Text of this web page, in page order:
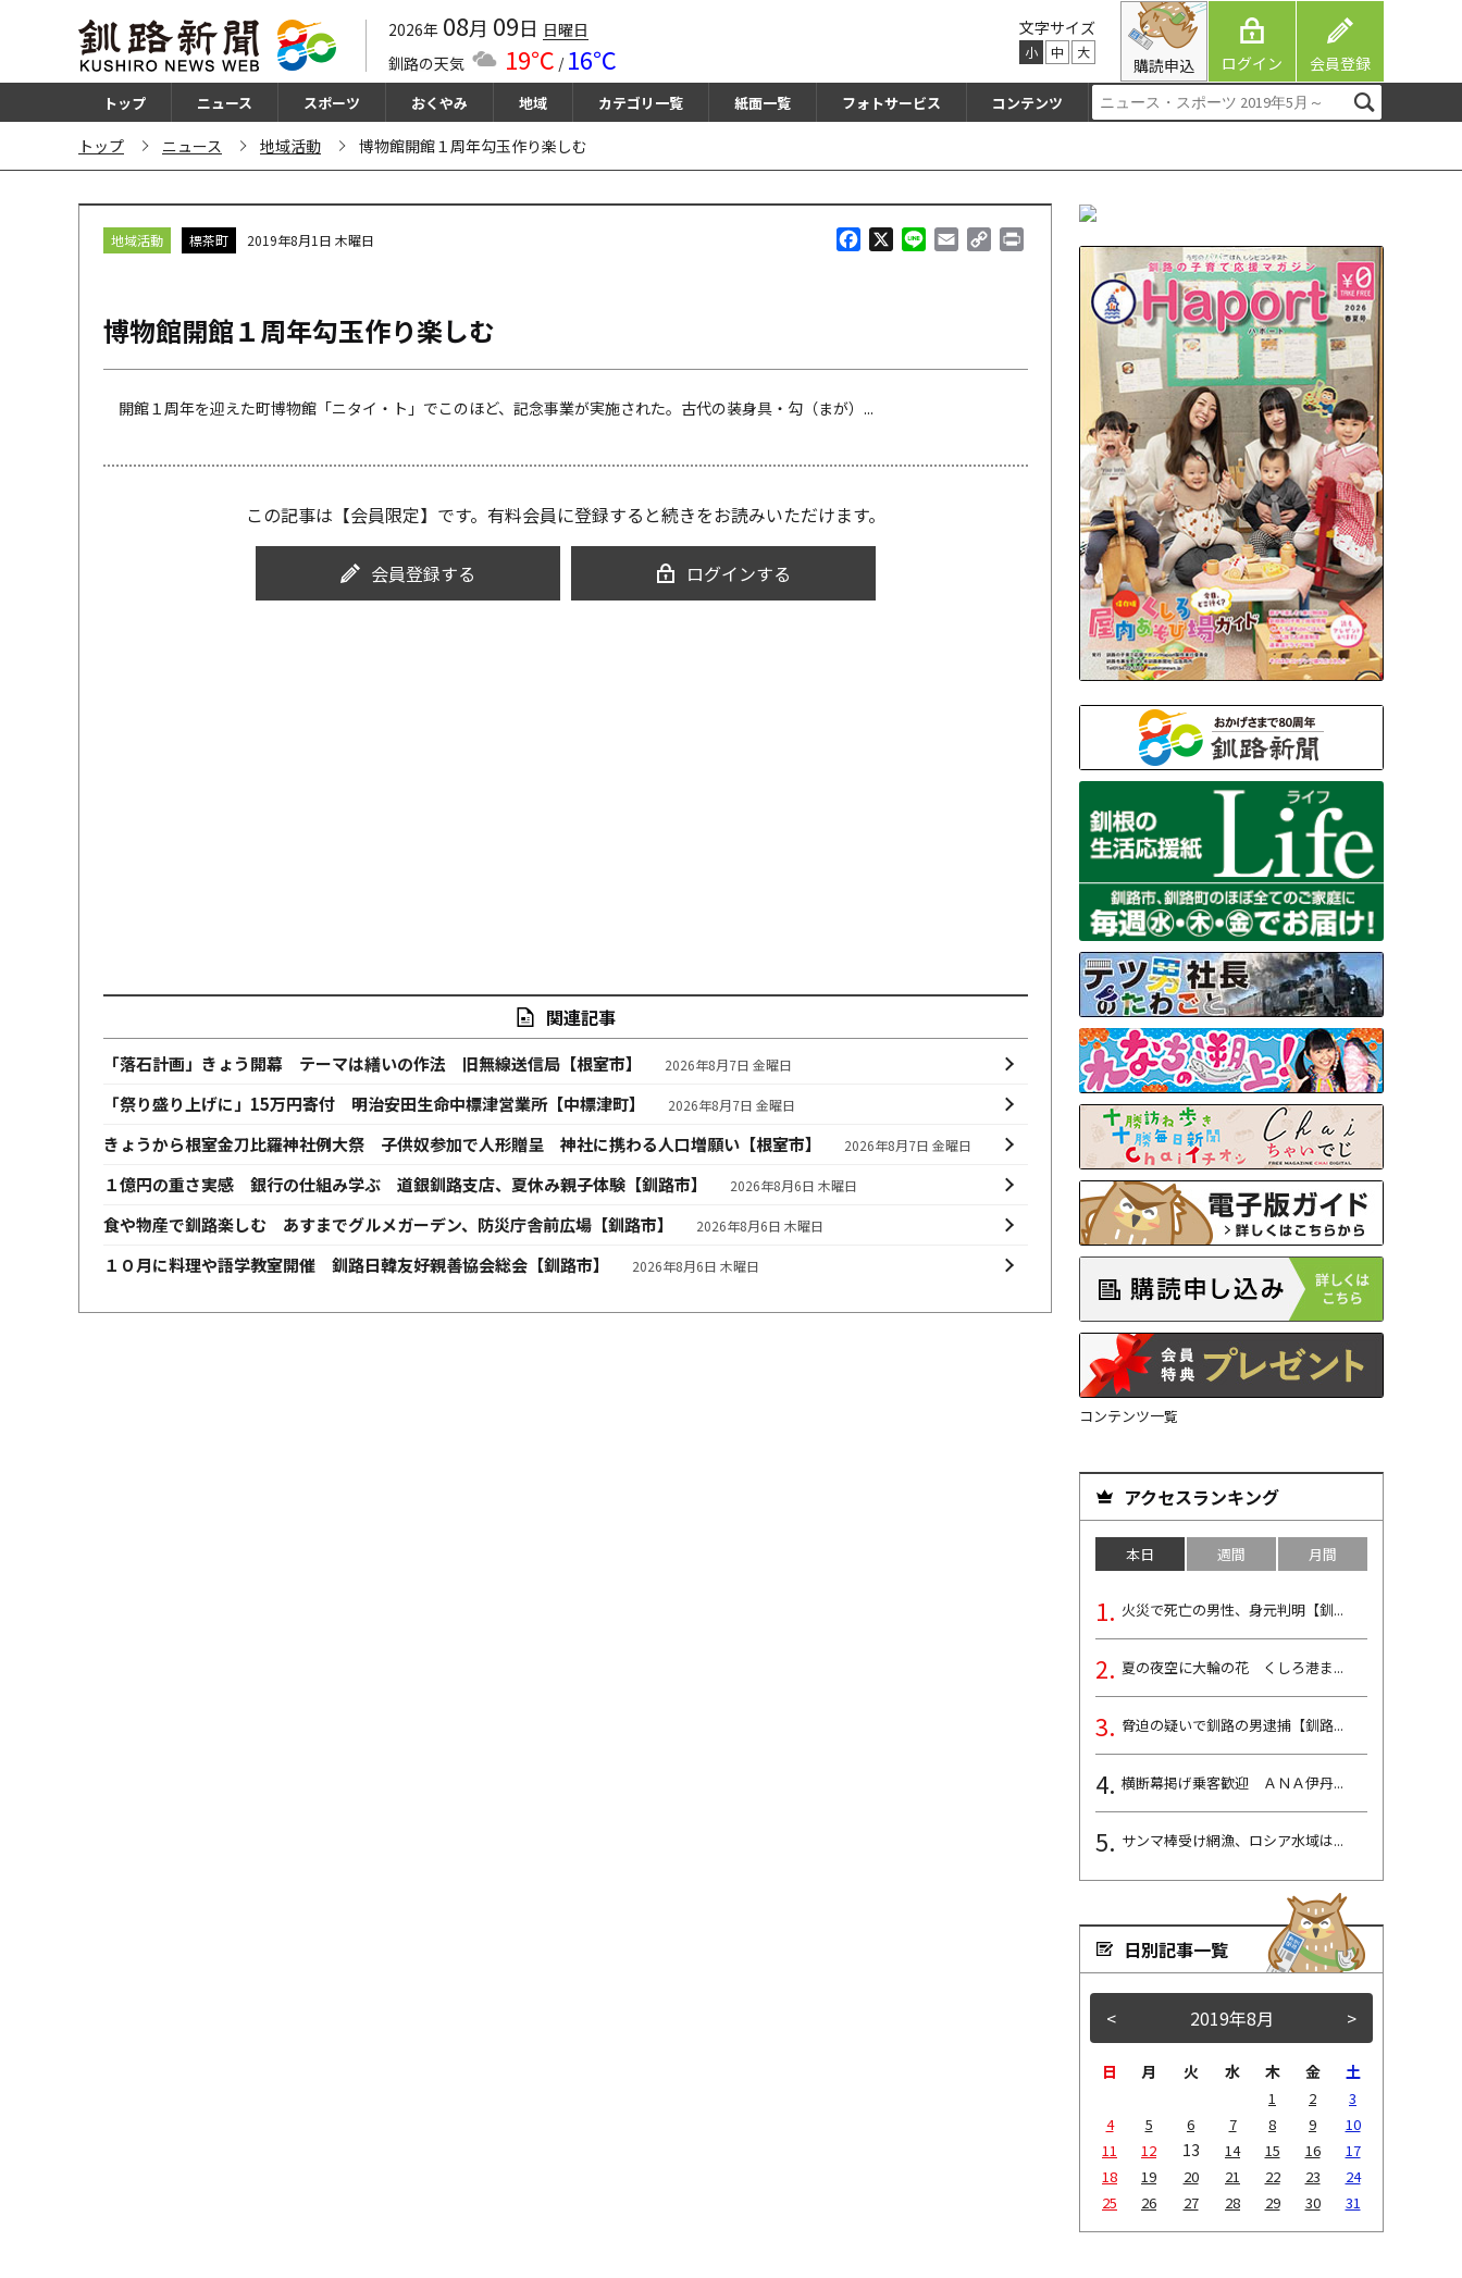
2026年 08月 09日 日曜日
釧路の天気
19℃ / 16℃
文字サイズ
小 中 大
購読申込 ログイン 会員登録
トップ ニュース スポーツ おくやみ 地域 カテゴリ一覧 紙面一覧 フォトサービス コンテンツ
トップ ニュース 地域活動 博物館開館１周年勾玉作り楽しむ
k
地域活動 標茶町 2019年8月1日 木曜日
博物館開館１周年勾玉作り楽しむ
開館１周年を迎えた町博物館「ニタイ・ト」でこのほど、記念事業が実施された。古代の装身具・勾（まが）...
この記事は【会員限定】です。有料会員に登録すると続きをお読みいただけます。
会員登録する ログインする
関連記事
「落石計画」きょう開幕 テーマは繕いの作法 旧無線送信局【根室市】 2026年8月7日 金曜日
「祭り盛り上げに」15万円寄付 明治安田生命中標津営業所【中標津町】 2026年8月7日 金曜日
きょうから根室金刀比羅神社例大祭 子供奴参加で人形贈呈 神社に携わる人口増願い【根室市】 2026年8月7日 金曜日
１億円の重さ実感 銀行の仕組み学ぶ 道銀釧路支店、夏休み親子体験【釧路市】 2026年8月6日 木曜日
食や物産で釧路楽しむ あすまでグルメガーデン、防災庁舎前広場【釧路市】 2026年8月6日 木曜日
１０月に料理や語学教室開催 釧路日韓友好親善協会総会【釧路市】 2026年8月6日 木曜日
コンテンツ一覧
アクセスランキング
本日 週間 月間
火災で死亡の男性、身元判明【釧...
夏の夜空に大輪の花 くしろ港ま...
脅迫の疑いで釧路の男逮捕【釧路...
横断幕掲げ乗客歓迎 ＡＮＡ伊丹...
サンマ棒受け網漁、ロシア水域は...
日別記事一覧
< >
2019年8月
日 月 火 水 木 金 土
1 2
3
4
5 6 7 8 9
10
11
12 13 14 15 16
17
18
19 20 21 22 23
24
25
26 27 28 29 30 31